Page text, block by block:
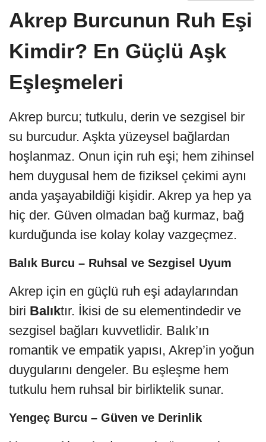
Akrep Burcunun Ruh Eşi
Kimdir? En Güçlü Aşk
Eşleşmeleri
Akrep burcu; tutkulu, derin ve sezgisel bir
su burcudur. Aşkta yüzeysel bağlardan
hoşlanmaz. Onun için ruh eşi; hem zihinsel
hem duygusal hem de fiziksel çekimi aynı
anda yaşayabildiği kişidir. Akrep ya hep ya
hiç der. Güven olmadan bağ kurmaz, bağ
kurduğunda ise kolay kolay vazgeçmez.
Balık Burcu – Ruhsal ve Sezgisel Uyum
Akrep için en güçlü ruh eşi adaylarından
biri Balıktır. İkisi de su elementindedir ve
sezgisel bağları kuvvetlidir. Balık’ın
romantik ve empatik yapısı, Akrep’in yoğun
duygularını dengeler. Bu eşleşme hem
tutkulu hem ruhsal bir birliktelik sunar.
Yengeç Burcu – Güven ve Derinlik